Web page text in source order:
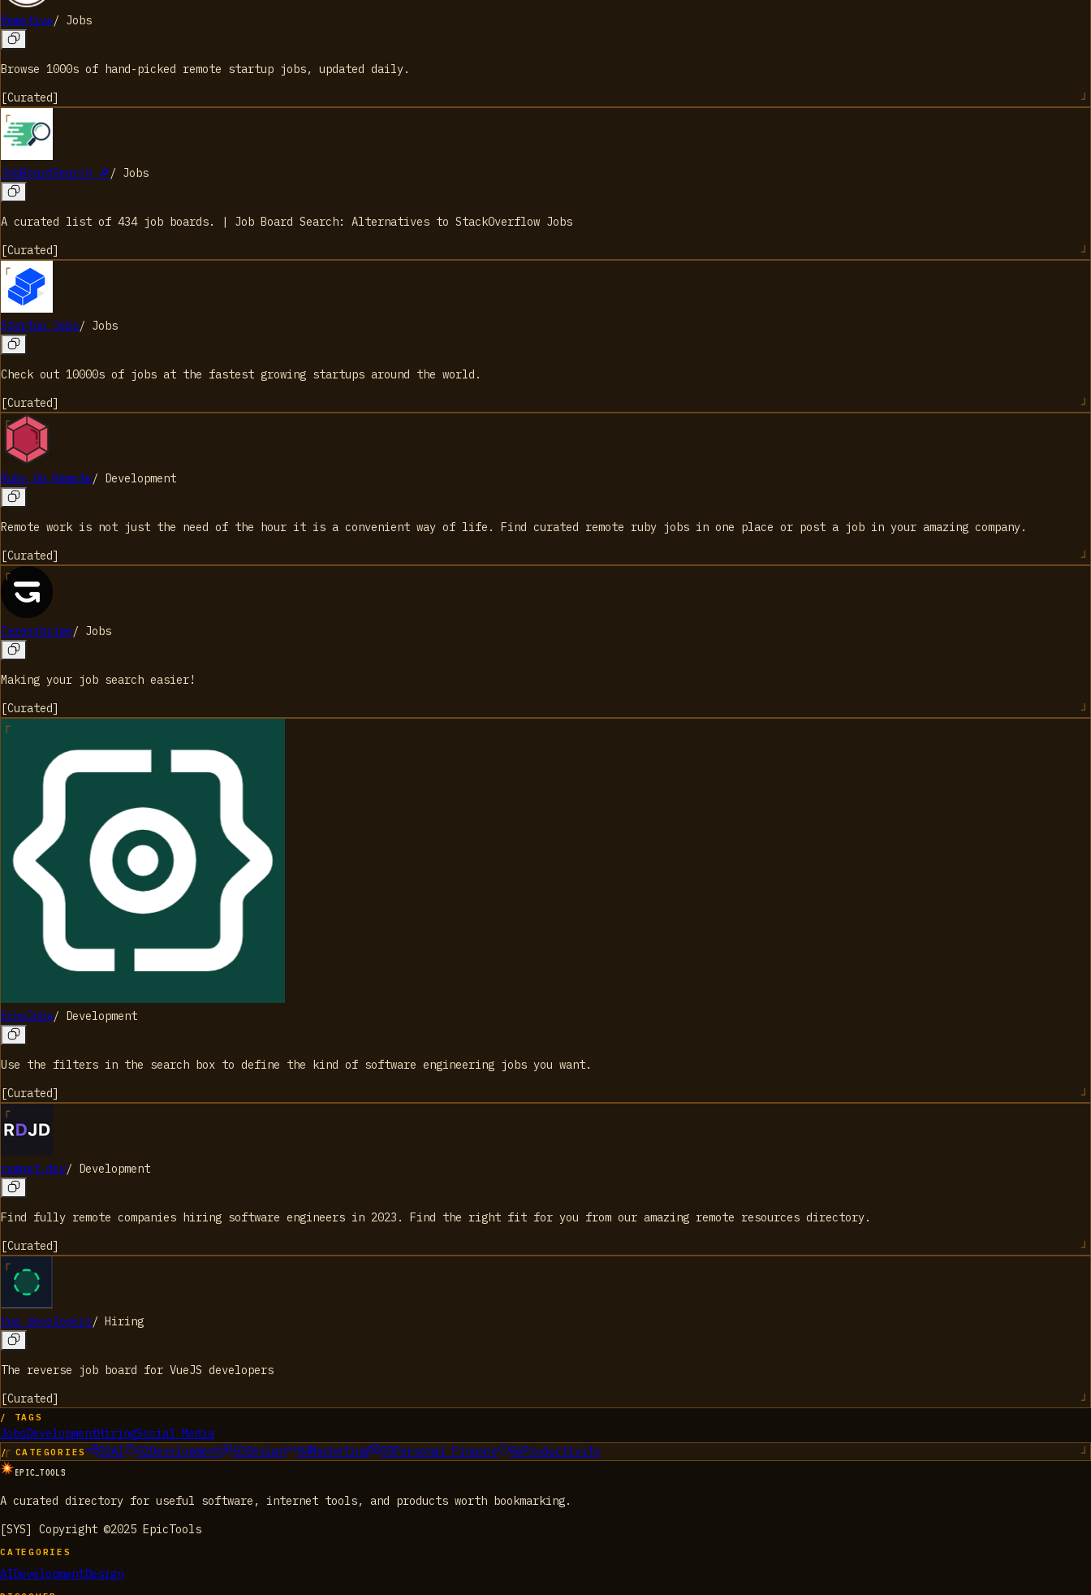
Remotive/ Jobs
Browse 1000s of hand-picked remote startup jobs, updated daily.
[Curated]
JobBoardSearch 🔎/ Jobs
A curated list of 434 job boards. | Job Board Search: Alternatives to StackOverflow Jobs
[Curated]
Startup Jobs/ Jobs
Check out 10000s of jobs at the fastest growing startups around the world.
[Curated]
Ruby On Remote/ Development
Remote work is not just the need of the hour it is a convenient way of life. Find curated remote ruby jobs in one place or post a job in your amazing company.
[Curated]
Careerbrige/ Jobs
Making your job search easier!
[Curated]
EchoJobs/ Development
Use the filters in the search box to define the kind of software engineering jobs you want.
[Curated]
remoet.dev/ Development
Find fully remote companies hiring software engineers in 2023. Find the right fit for you from our amazing remote resources directory.
[Curated]
Vue developers/ Hiring
The reverse job board for VueJS developers
[Curated]
/ TAGS
JobsDevelopmentHiringSocial Media
/ CATEGORIES 01AI 02Development 03Design 04Marketing 05Personal Finance 06Productivity
EPIC_TOOLS
A curated directory for useful software, internet tools, and products worth bookmarking.
[SYS] Copyright ©2025 EpicTools
CATEGORIES
AIDevelopmentDesign